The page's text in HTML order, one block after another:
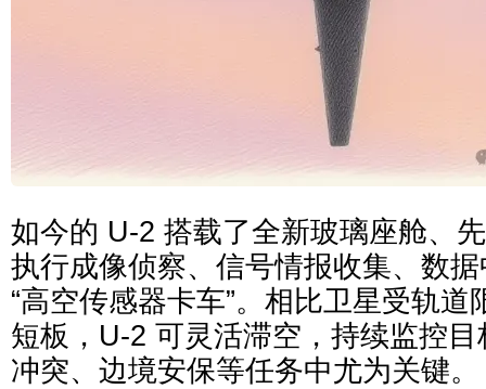
如今的 U-2 搭载了全新玻璃座舱、
执行成像侦察、信号情报收集、数
“高空传感器卡车”。相比卫星受轨
短板，U-2 可灵活滞空，持续监控
冲突、边境安保等任务中尤为关键。